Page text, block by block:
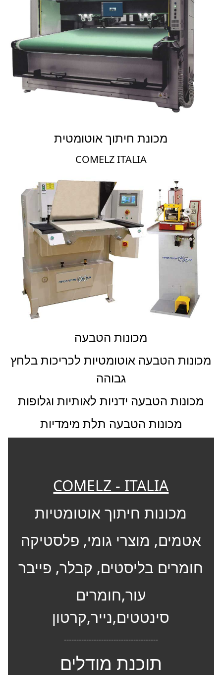
מכונת חיתוך אוטומטית
COMELZ ITALIA
מכונות הטבעה
מכונות הטבעה אוטומטיות לכריכות בלחץ
גבוהה
מכונות הטבעה ידניות לאותיות וגלופות
מכונות הטבעה תלת מימדיות
COMELZ - ITALIA
מכונות חיתוך אוטומטיות
אטמים, מוצרי גומי, פלסטיקה
חומרים בליסטים, קבלר, פייבר
עור,חומרים
סינטטים,נייר,קרטון
--------------------------------------
תוכנת מודלים